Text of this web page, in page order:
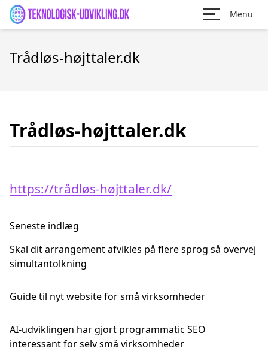
Menu
Trådløs-højttaler.dk
Trådløs-højttaler.dk
https://trådløs-højttaler.dk/
Seneste indlæg
Skal dit arrangement afvikles på flere sprog så overvej
simultantolkning
Guide til nyt website for små virksomheder
AI-udviklingen har gjort programmatic SEO
interessant for selv små virksomheder